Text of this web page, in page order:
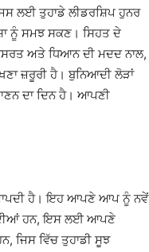
ਲਈ ਤੁਹਾਡੇ ਲੀਡਰਸ਼ਿਪ ਹੁਨਰ
ਨੂੰ ਸਮਝ ਸਕਣ। ਸਿਹਤ ਦੇ
ਅਤੇ ਧਿਆਨ ਦੀ ਮਦਦ ਨਾਲ,
ਜ਼ਰੂਰੀ ਹੈ। ਬੁਨਿਆਦੀ ਲੋੜਾਂ
ਦਾ ਦਿਨ ਹੈ। ਆਪਣੀ
ਜਾਪਦੀ ਹੈ। ਇਹ ਆਪਣੇ ਆਪ ਨੂੰ ਨਵੇਂ
ਹਨ, ਇਸ ਲਈ ਆਪਣੇ
ਜਿਸ ਵਿੱਚ ਤੁਹਾਡੀ ਸੂਝ